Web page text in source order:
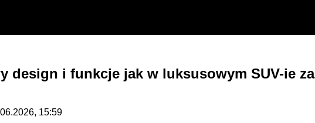
design i funkcje jak w luksusowym SUV-ie za
15:59